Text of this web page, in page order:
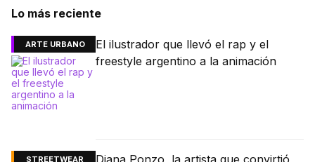
Lo más reciente
ARTE URBANO
El ilustrador que llevó el rap y el
freestyle argentino a la animación
STREETWEAR
Diana Ponzo, la artista que convirtió